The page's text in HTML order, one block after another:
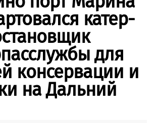
Торговая площадка
Доска объявлений
Продажа флота
катер-
для
консервации и
на Дальний